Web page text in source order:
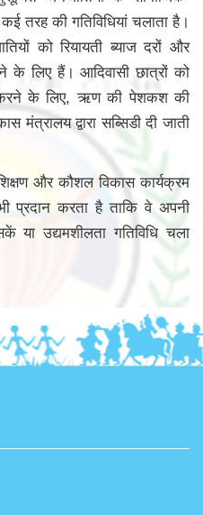
तरह की गतिविधियां चलाता है।
को रियायती ब्याज दरों और
के लिए हैं। आदिवासी छात्रों को
करने के लिए, ऋण की पेशकश की
मंत्रालय द्वारा सब्सिडी दी जाती
और कौशल विकास कार्यक्रम
प्रदान करता है ताकि वे अपनी
या उद्यमशीलता गतिविधि चला